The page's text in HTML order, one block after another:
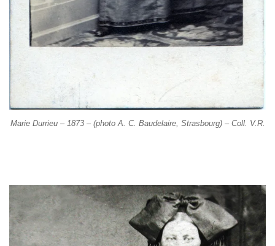
Marie Durrieu – 1873 – (photo A. C. Baudelaire, Strasbourg) – Coll. V.R.